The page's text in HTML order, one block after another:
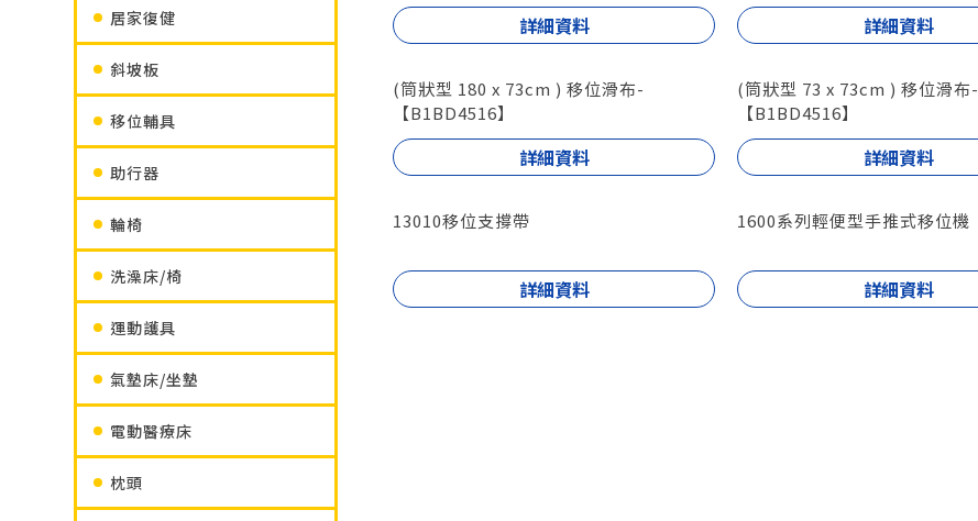
居家復健
斜坡板
移位輔具
助行器
輪椅
洗澡床/椅
運動護具
氣墊床/坐墊
電動醫療床
枕頭
詳細資料 詳細資料
(筒狀型 180 x 73cm ) 移位滑布-
【B1BD4516】
詳細資料
(筒狀型 73 x 73cm ) 移位滑布-
【B1BD4516】
詳細資料
13010移位支撐帶
詳細資料
1600系列輕便型手推式移位機
詳細資料